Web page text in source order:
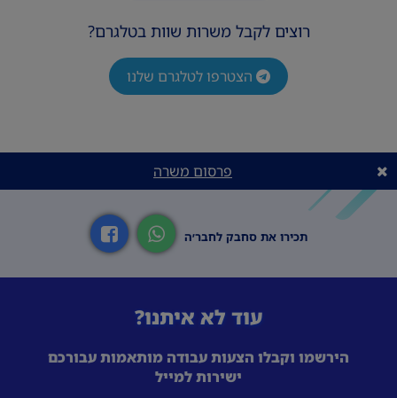
📩 שלחו קו"ח והצטרפו אלינו!
דרישות המשרה
ניסיון ממוקד טלפוני- יתרון! תודעת שירות גבוהה!
רוצים לקבל משרות שוות בטלגרם?
הצטרפו לטלגרם שלנו
פרסום משרה
תכירו את סחבק לחבר׳ה
עוד לא איתנו?
הירשמו וקבלו הצעות עבודה מותאמות עבורכם
ישירות למייל